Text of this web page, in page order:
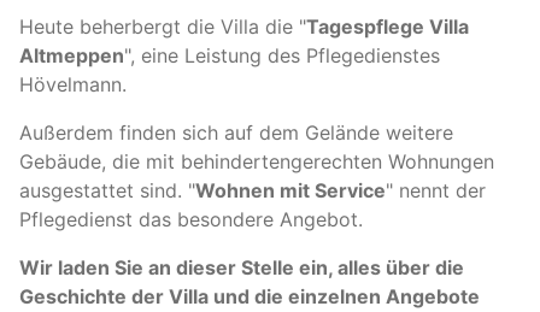
Heute beherbergt die Villa die "Tagespflege Villa
Altmeppen", eine Leistung des Pflegedienstes
Hövelmann.
Außerdem finden sich auf dem Gelände weitere
Gebäude, die mit behindertengerechten Wohnungen
ausgestattet sind. "Wohnen mit Service" nennt der
Pflegedienst das besondere Angebot.
Wir laden Sie an dieser Stelle ein, alles über die
Geschichte der Villa und die einzelnen Angebote